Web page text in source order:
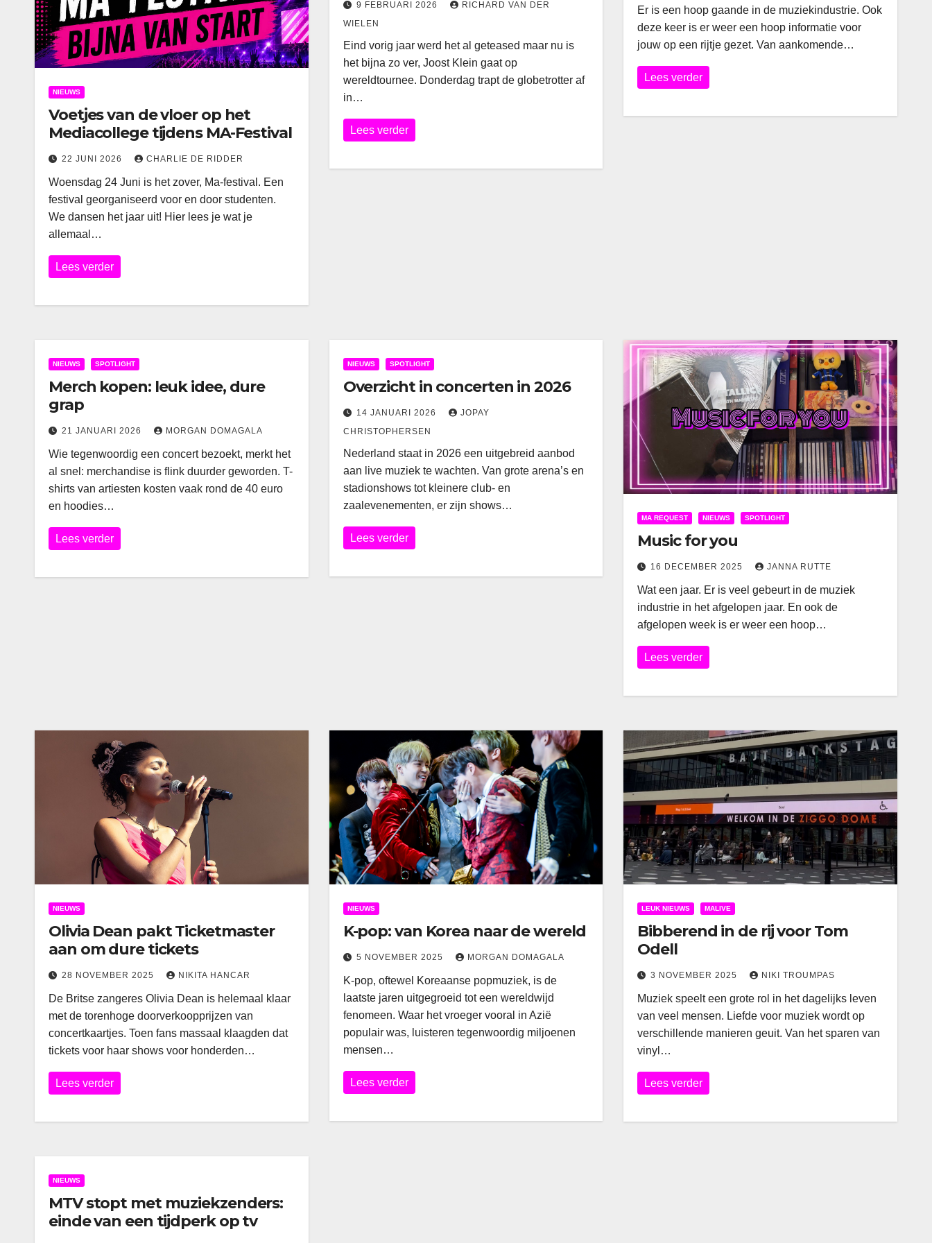
NIEUWS
Voetjes van de vloer op het
Mediacollege tijdens MA-Festival
22 JUNI 2026 CHARLIE DE RIDDER
Woensdag 24 Juni is het zover, Ma-festival. Een
festival georganiseerd voor en door studenten.
We dansen het jaar uit! Hier lees je wat je
allemaal…
Lees verder
9 FEBRUARI 2026
RICHARD VAN DER
WIELEN
Eind vorig jaar werd het al geteased maar nu is
het bijna zo ver, Joost Klein gaat op
wereldtournee. Donderdag trapt de globetrotter af
in…
Lees verder
Er is een hoop gaande in de muziekindustrie. Ook
deze keer is er weer een hoop informatie voor
jouw op een rijtje gezet. Van aankomende…
Lees verder
NIEUWS SPOTLIGHT
Merch kopen: leuk idee, dure
grap
21 JANUARI 2026 MORGAN DOMAGALA
Wie tegenwoordig een concert bezoekt, merkt het
al snel: merchandise is flink duurder geworden. T-
shirts van artiesten kosten vaak rond de 40 euro
en hoodies…
Lees verder
NIEUWS SPOTLIGHT
Overzicht in concerten in 2026
14 JANUARI 2026
JOPAY
CHRISTOPHERSEN
Nederland staat in 2026 een uitgebreid aanbod
aan live muziek te wachten. Van grote arena’s en
stadionshows tot kleinere club- en
zaalevenementen, er zijn shows…
Lees verder
MA REQUEST NIEUWS SPOTLIGHT
Music for you
16 DECEMBER 2025 JANNA RUTTE
Wat een jaar. Er is veel gebeurt in de muziek
industrie in het afgelopen jaar. En ook de
afgelopen week is er weer een hoop…
Lees verder
NIEUWS
Olivia Dean pakt Ticketmaster
aan om dure tickets
28 NOVEMBER 2025 NIKITA HANCAR
De Britse zangeres Olivia Dean is helemaal klaar
met de torenhoge doorverkoopprijzen van
concertkaartjes. Toen fans massaal klaagden dat
tickets voor haar shows voor honderden…
Lees verder
NIEUWS
K-pop: van Korea naar de wereld
5 NOVEMBER 2025 MORGAN DOMAGALA
K-pop, oftewel Koreaanse popmuziek, is de
laatste jaren uitgegroeid tot een wereldwijd
fenomeen. Waar het vroeger vooral in Azië
populair was, luisteren tegenwoordig miljoenen
mensen…
Lees verder
LEUK NIEUWS MALIVE
Bibberend in de rij voor Tom
Odell
3 NOVEMBER 2025 NIKI TROUMPAS
Muziek speelt een grote rol in het dagelijks leven
van veel mensen. Liefde voor muziek wordt op
verschillende manieren geuit. Van het sparen van
vinyl…
Lees verder
NIEUWS
MTV stopt met muziekzenders:
einde van een tijdperk op tv